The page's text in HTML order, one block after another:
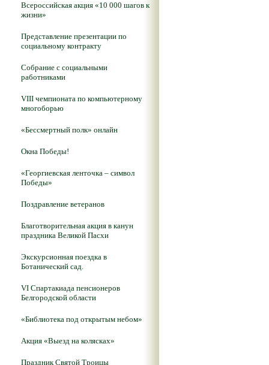
Всероссийская акция «10 000 шагов к
жизни»
Представление презентации по
социальному контракту
Собрание с социальными
работниками
VIII чемпионата по компьютерному
многоборью
«Бессмертный полк» онлайн
Окна Победы!
«Георгиевская ленточка – символ
Победы»
Поздравление ветеранов
Благотворительная акция в канун
праздника Великой Пасхи
Экскурсионная поездка в
Ботанический сад.
VI Спартакиада пенсионеров
Белгородской области
«Библиотека под открытым небом»
Акция «Выезд на колясках»
Праздник Святой Троицы